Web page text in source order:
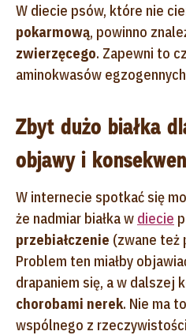
W diecie psów, które nie
pokarmową, powinno
zwierzęcego. Zapewni to
aminokwasów
Zbyt dużo białka
objawy i
W internecie spotkać się
że nadmiar białka w diecie
przebiałczenie (zwane też
Problem ten miałby
drapaniem się, a w dalszej
chorobami nerek. Nie ma
wspólnego z